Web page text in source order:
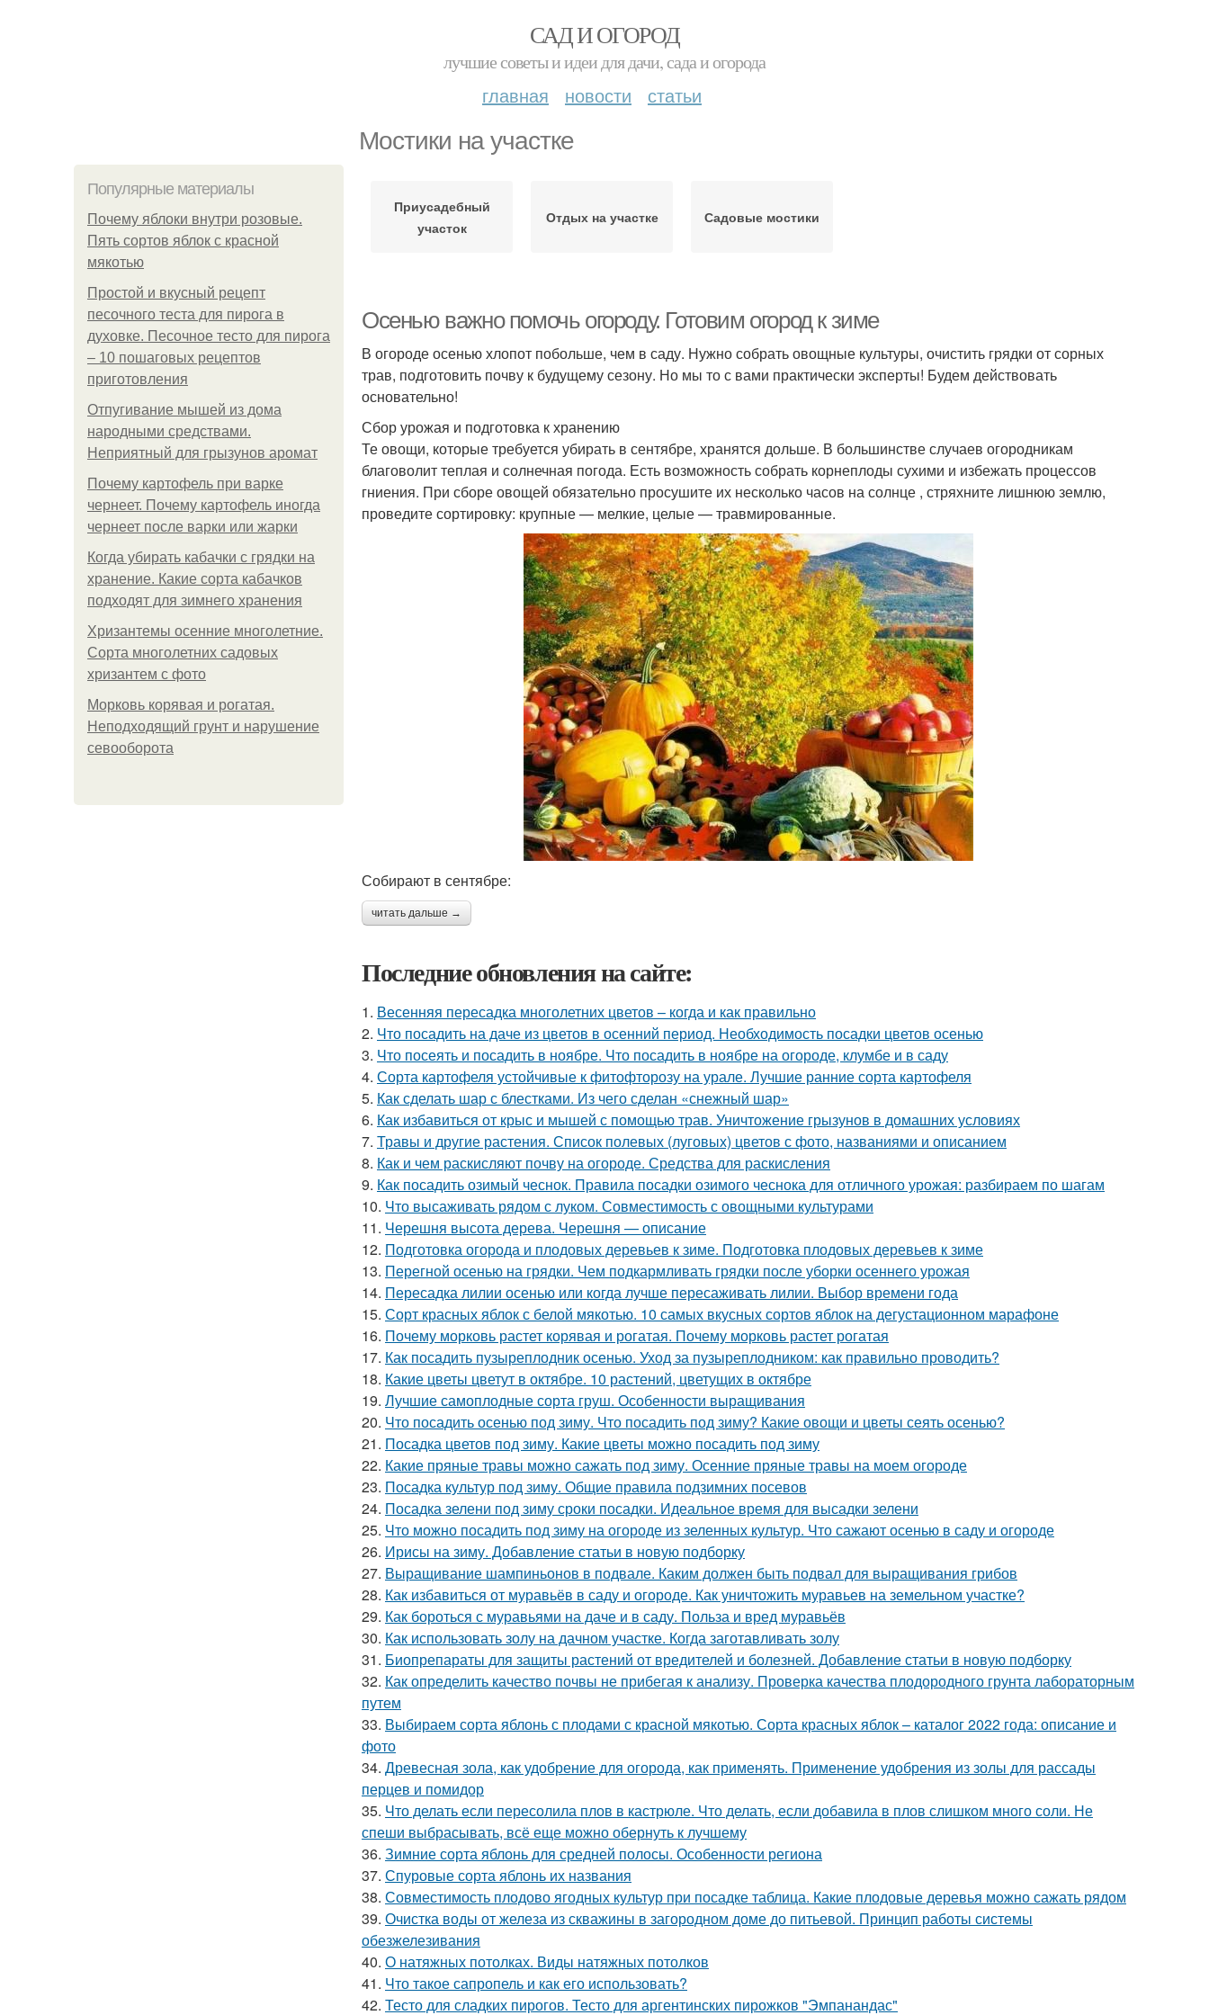
САД И ОГОРОД
лучшие советы и идеи для дачи, сада и огорода
главная новости статьи
Мостики на участке
Популярные материалы
Почему яблоки внутри розовые.
Пять сортов яблок с красной
мякотью
Простой и вкусный рецепт
песочного теста для пирога в
духовке. Песочное тесто для пирога
– 10 пошаговых рецептов
приготовления
Отпугивание мышей из дома
народными средствами.
Неприятный для грызунов аромат
Почему картофель при варке
чернеет. Почему картофель иногда
чернеет после варки или жарки
Когда убирать кабачки с грядки на
хранение. Какие сорта кабачков
подходят для зимнего хранения
Хризантемы осенние многолетние.
Сорта многолетних садовых
хризантем с фото
Морковь корявая и рогатая.
Неподходящий грунт и нарушение
севооборота
Приусадебный
участок
Отдых на участке Садовые мостики
Осенью важно помочь огороду. Готовим огород к зиме
В огороде осенью хлопот побольше, чем в саду. Нужно собрать овощные культуры, очистить грядки от сорных
трав, подготовить почву к будущему сезону. Но мы то с вами практически эксперты! Будем действовать
основательно!
Сбор урожая и подготовка к хранению
Те овощи, которые требуется убирать в сентябре, хранятся дольше. В большинстве случаев огородникам
благоволит теплая и солнечная погода. Есть возможность собрать корнеплоды сухими и избежать процессов
гниения. При сборе овощей обязательно просушите их несколько часов на солнце , стряхните лишнюю землю,
проведите сортировку: крупные — мелкие, целые — травмированные.
Собирают в сентябре:
читать дальше →
Последние обновления на сайте:
1. Весенняя пересадка многолетних цветов – когда и как правильно
2. Что посадить на даче из цветов в осенний период. Необходимость посадки цветов осенью
3. Что посеять и посадить в ноябре. Что посадить в ноябре на огороде, клумбе и в саду
4. Сорта картофеля устойчивые к фитофторозу на урале. Лучшие ранние сорта картофеля
5. Как сделать шар с блестками. Из чего сделан «снежный шар»
6. Как избавиться от крыс и мышей с помощью трав. Уничтожение грызунов в домашних условиях
7. Травы и другие растения. Список полевых (луговых) цветов с фото, названиями и описанием
8. Как и чем раскисляют почву на огороде. Средства для раскисления
9. Как посадить озимый чеснок. Правила посадки озимого чеснока для отличного урожая: разбираем по шагам
10. Что высаживать рядом с луком. Совместимость с овощными культурами
11. Черешня высота дерева. Черешня — описание
12. Подготовка огорода и плодовых деревьев к зиме. Подготовка плодовых деревьев к зиме
13. Перегной осенью на грядки. Чем подкармливать грядки после уборки осеннего урожая
14. Пересадка лилии осенью или когда лучше пересаживать лилии. Выбор времени года
15. Сорт красных яблок с белой мякотью. 10 самых вкусных сортов яблок на дегустационном марафоне
16. Почему морковь растет корявая и рогатая. Почему морковь растет рогатая
17. Как посадить пузыреплодник осенью. Уход за пузыреплодником: как правильно проводить?
18. Какие цветы цветут в октябре. 10 растений, цветущих в октябре
19. Лучшие самоплодные сорта груш. Особенности выращивания
20. Что посадить осенью под зиму. Что посадить под зиму? Какие овощи и цветы сеять осенью?
21. Посадка цветов под зиму. Какие цветы можно посадить под зиму
22. Какие пряные травы можно сажать под зиму. Осенние пряные травы на моем огороде
23. Посадка культур под зиму. Общие правила подзимних посевов
24. Посадка зелени под зиму сроки посадки. Идеальное время для высадки зелени
25. Что можно посадить под зиму на огороде из зеленных культур. Что сажают осенью в саду и огороде
26. Ирисы на зиму. Добавление статьи в новую подборку
27. Выращивание шампиньонов в подвале. Каким должен быть подвал для выращивания грибов
28. Как избавиться от муравьёв в саду и огороде. Как уничтожить муравьев на земельном участке?
29. Как бороться с муравьями на даче и в саду. Польза и вред муравьёв
30. Как использовать золу на дачном участке. Когда заготавливать золу
31. Биопрепараты для защиты растений от вредителей и болезней. Добавление статьи в новую подборку
32. Как определить качество почвы не прибегая к анализу. Проверка качества плодородного грунта лабораторным
путем
33. Выбираем сорта яблонь с плодами с красной мякотью. Сорта красных яблок – каталог 2022 года: описание и
фото
34. Древесная зола, как удобрение для огорода, как применять. Применение удобрения из золы для рассады
перцев и помидор
35. Что делать если пересолила плов в кастрюле. Что делать, если добавила в плов слишком много соли. Не
спеши выбрасывать, всё еще можно обернуть к лучшему
36. Зимние сорта яблонь для средней полосы. Особенности региона
37. Спуровые сорта яблонь их названия
38. Совместимость плодово ягодных культур при посадке таблица. Какие плодовые деревья можно сажать рядом
39. Очистка воды от железа из скважины в загородном доме до питьевой. Принцип работы системы
обезжелезивания
40. О натяжных потолках. Виды натяжных потолков
41. Что такое сапропель и как его использовать?
42. Тесто для сладких пирогов. Тесто для аргентинских пирожков "Эмпанандас"